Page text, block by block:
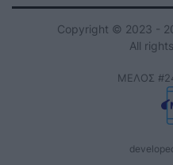
Copyright © 2023 -
All
ΜΕΛΟΣ